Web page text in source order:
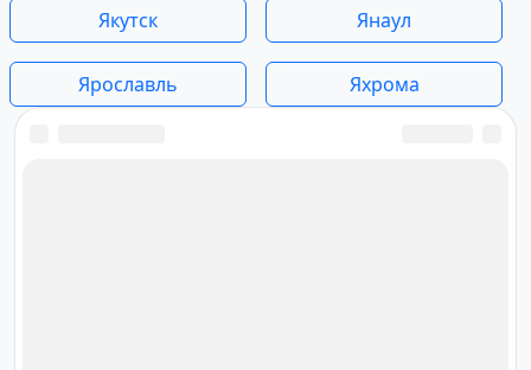
Якутск Янаул
Ярославль Яхрома